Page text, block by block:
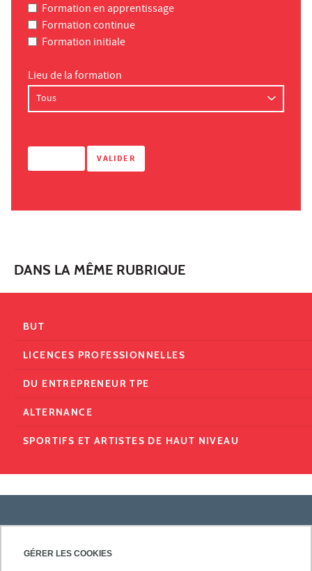
GÉRER LES COOKIES
Formation en apprentissage
Formation continue
Formation initiale
Lieu de la formation
DANS LA MÊME RUBRIQUE
BUT
LICENCES PROFESSIONNELLES
DU ENTREPRENEUR TPE
ALTERNANCE
SPORTIFS ET ARTISTES DE HAUT NIVEAU
PRATIQUE